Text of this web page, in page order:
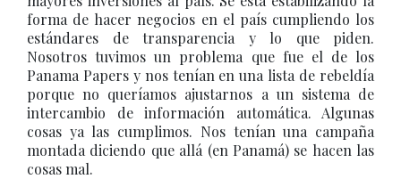
forma de hacer negocios en el país cumpliendo los
estándares de transparencia y lo que piden.
Nosotros tuvimos un problema que fue el de los
Panama Papers y nos tenían en una lista de rebeldía
porque no queríamos ajustarnos a un sistema de
intercambio de información automática. Algunas
cosas ya las cumplimos. Nos tenían una campaña
montada diciendo que allá (en Panamá) se hacen las
cosas mal.